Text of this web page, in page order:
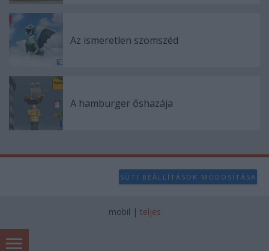
Az ismeretlen szomszéd
A hamburger őshazája
SÜTI BEÁLLÍTÁSOK MÓDOSÍTÁSA
mobil | teljes